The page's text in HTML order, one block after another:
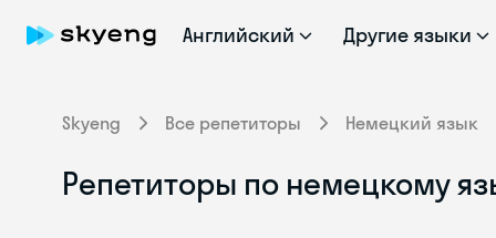
Английский Другие языки
Skyeng Все репетиторы Немецкий язык
Репетиторы по немецкому